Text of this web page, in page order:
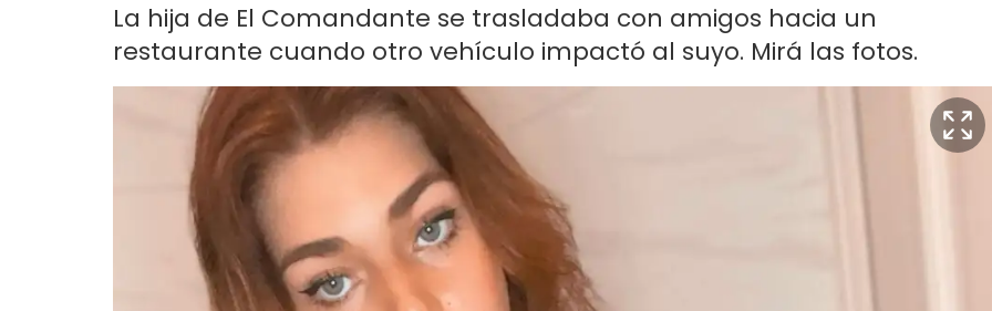
La hija de El Comandante se trasladaba con amigos hacia un
restaurante cuando otro vehículo impactó al suyo. Mirá las fotos.